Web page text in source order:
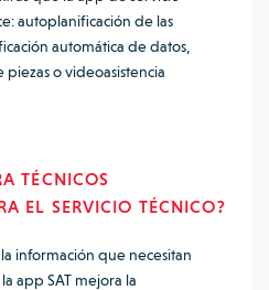
autoplanificación de las
automática de datos,
o videoasistencia
TÉCNICOS
EL SERVICIO TÉCNICO?
información que necesitan
app SAT mejora la